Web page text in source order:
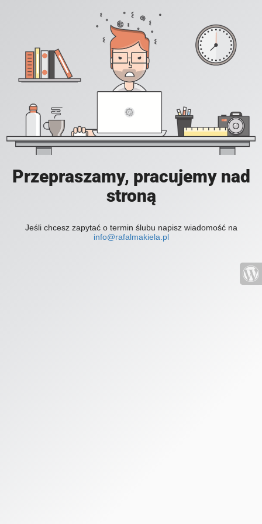
Przepraszamy, pracujemy nad
stroną
Jeśli chcesz zapytać o termin ślubu napisz wiadomość na
info@rafalmakiela.pl